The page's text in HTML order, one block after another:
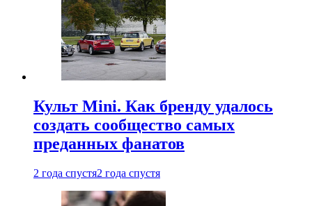
Культ Mini. Как бренду удалось
создать сообщество самых
преданных фанатов
2 года спустя2 года спустя